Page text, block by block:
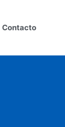
Contacto